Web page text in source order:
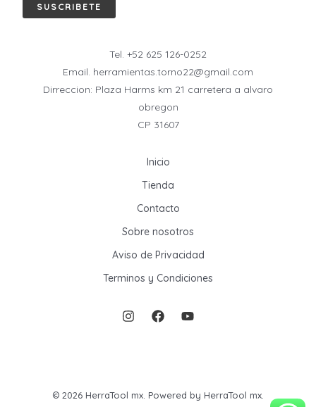
SUSCRIBETE
Tel. +52 625 126-0252
Email. herramientas.torno22@gmail.com
Dirreccion: Plaza Harms km 21 carretera a alvaro
obregon
CP 31607
Inicio
Tienda
Contacto
Sobre nosotros
Aviso de Privacidad
Terminos y Condiciones
© 2026 HerraTool mx. Powered by HerraTool mx.